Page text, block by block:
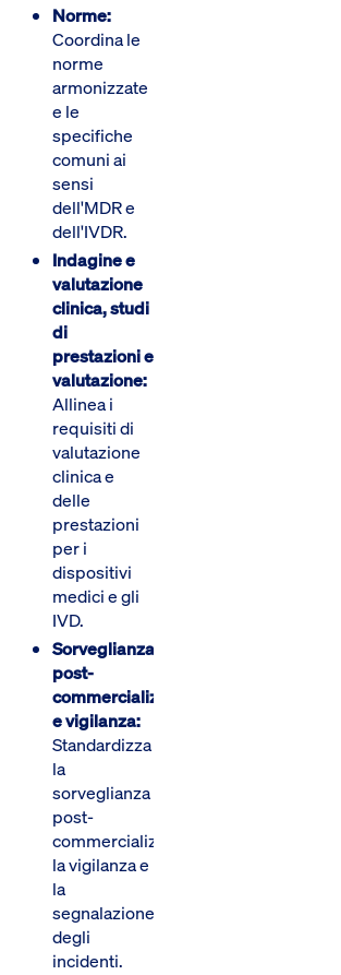
Norme:
Coordina le
norme
armonizzate
e le
specifiche
comuni ai
sensi
dell'MDR e
dell'IVDR.
Indagine e
valutazione
clinica, studi
di
prestazioni e
valutazione:
Allinea i
requisiti di
valutazione
clinica e
delle
prestazioni
per i
dispositivi
medici e gli
IVD.
Sorveglianza
post-
commercializzazione
e vigilanza:
Standardizza
la
sorveglianza
post-
commercializzazione,
la vigilanza e
la
segnalazione
degli
incidenti.